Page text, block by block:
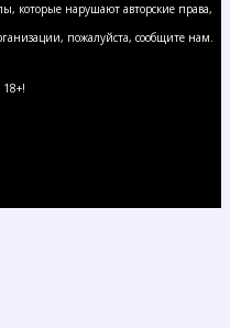
которые нарушают авторские права,
пожалуйста, сообщите нам.